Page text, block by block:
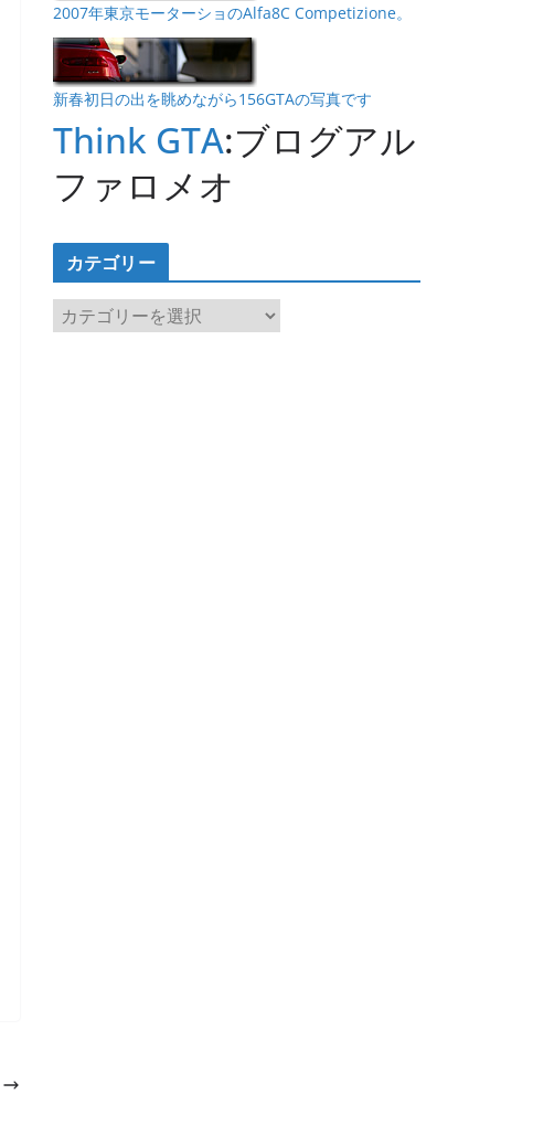
2007年東京モーターショのAlfa8C Competizione。
新春初日の出を眺めながら156GTAの写真です
Think GTA:ブログアル
ファロメオ
カテゴリー
カ
テ